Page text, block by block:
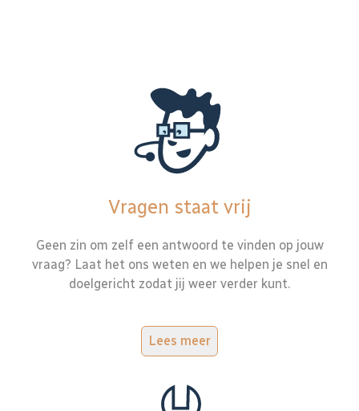
Vragen staat vrij
Geen zin om zelf een antwoord te vinden op jouw
vraag? Laat het ons weten en we helpen je snel en
doelgericht zodat jij weer verder kunt.
Lees meer